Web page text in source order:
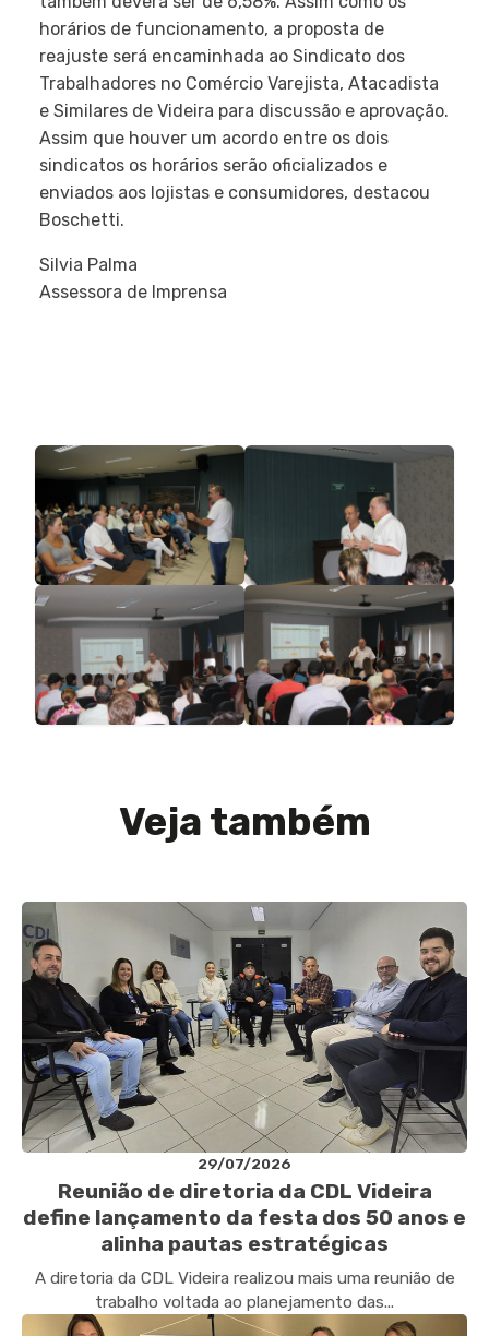
horários de funcionamento, a proposta de
reajuste será encaminhada ao Sindicato dos
Trabalhadores no Comércio Varejista, Atacadista
e Similares de Videira para discussão e aprovação.
Assim que houver um acordo entre os dois
sindicatos os horários serão oficializados e
enviados aos lojistas e consumidores, destacou
Boschetti.
Silvia Palma
Assessora de Imprensa
Veja também
29/07/2026
Reunião de diretoria da CDL Videira
define lançamento da festa dos 50 anos e
alinha pautas estratégicas
A diretoria da CDL Videira realizou mais uma reunião de
trabalho voltada ao planejamento das...